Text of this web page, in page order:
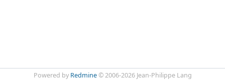
Powered by Redmine© 2006-2026 Jean-Philippe Lang